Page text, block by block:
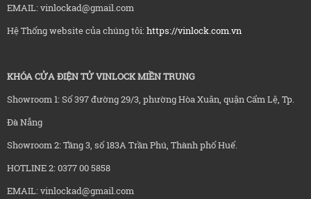
EMAIL: vinlockad@gmail.com
Hệ Thống website của chúng tôi:https://vinlock.com.vn
KHÓA CỬA ĐIỆN TỬ VINLOCK MIỀN TRUNG
Showroom 1: Số 397 đường 29/3, phường Hòa Xuân, quận Cẩm Lệ, Tp.
Đà Nẵng
Showroom 2: Tầng 3, số 183A Trần Phú, Thành phố Huế.
HOTLINE 2: 0377 00 5858
EMAIL: vinlockad@gmail.com